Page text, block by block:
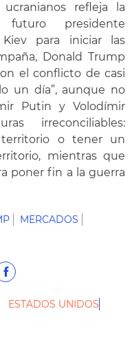
refleja la
presidente
para iniciar las
Donald Trump
el conflicto de casi
un día”, aunque no
Putin y Volodímir
irreconciliables:
o tener un
mientras que
poner fin a la guerra
MERCADOS
ESTADOS UNIDOS